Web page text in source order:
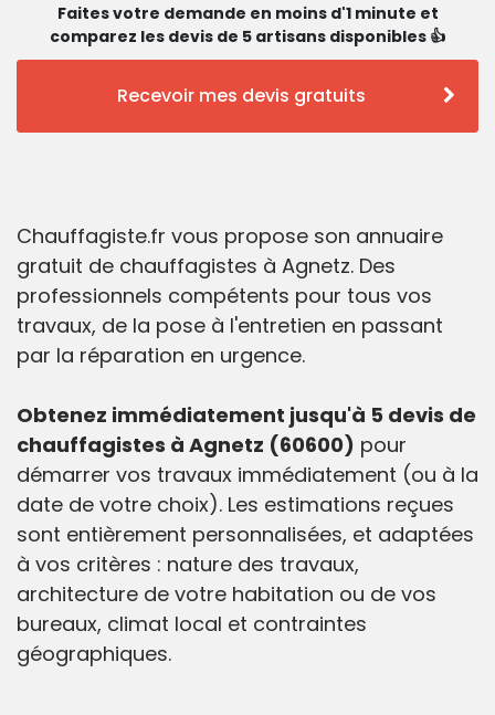
Faites votre demande en moins d'1 minute et
comparez les devis de 5 artisans disponibles 👍
Recevoir mes devis gratuits
Chauffagiste.fr vous propose son annuaire
gratuit de chauffagistes à Agnetz. Des
professionnels compétents pour tous vos
travaux, de la pose à l'entretien en passant
par la réparation en urgence.
Obtenez immédiatement jusqu'à 5 devis de
chauffagistes à Agnetz (60600) pour
démarrer vos travaux immédiatement (ou à la
date de votre choix). Les estimations reçues
sont entièrement personnalisées, et adaptées
à vos critères : nature des travaux,
architecture de votre habitation ou de vos
bureaux, climat local et contraintes
géographiques.